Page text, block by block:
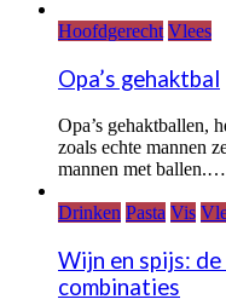
Hoofdgerecht Vlees
Opa’s gehaktbal
Opa’s gehaktballen,
zoals echte mannen
mannen met ballen.…
Drinken Pasta Vis
Wijn en spijs:
combinaties